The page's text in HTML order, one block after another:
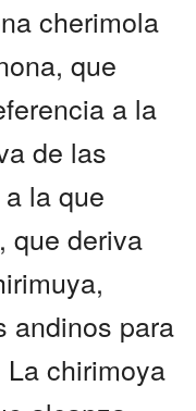
cherimola
que
a la
de las
la que
que deriva
andinos para
chirimoya